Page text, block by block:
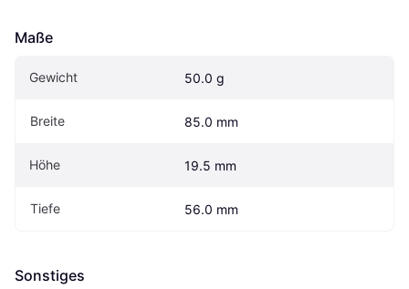
Maße
Gewicht 50.0 g
Breite 85.0 mm
Höhe 19.5 mm
Tiefe 56.0 mm
Sonstiges